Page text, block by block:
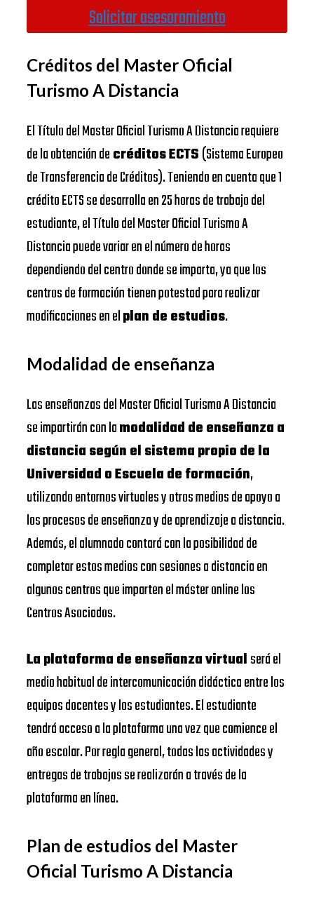
Solicitar asesoramiento
Créditos del Master Oficial
Turismo A Distancia
El Título del Master Oficial Turismo A Distancia requiere
de la obtención decréditos ECTS(Sistema Europeo
de Transferencia de Créditos). Teniendo en cuenta que 1
crédito ECTS se desarrolla en 25 horas de trabajo del
estudiante, el Título del Master Oficial Turismo A
Distancia puede variar en el número de horas
dependiendo del centro donde se imparta, ya que los
centros de formación tienen potestad para realizar
modificaciones en elplan de estudios.
Modalidad de enseñanza
Las enseñanzas del Master Oficial Turismo A Distancia
se impartirán con lamodalidad de enseñanza a
distancia según el sistema propio de la
Universidad o Escuela de formación,
utilizando entornos virtuales y otros medios de apoyo a
los procesos de enseñanza y de aprendizaje a distancia.
Además, el alumnado contará con la posibilidad de
completar estos medios con sesiones a distancia en
algunos centros que imparten el máster online los
Centros Asociados.
La plataforma de enseñanza virtualserá el
medio habitual de intercomunicación didáctica entre los
equipos docentes y los estudiantes. El estudiante
tendrá acceso a la plataforma una vez que comience el
año escolar. Por regla general, todas las actividades y
entregas de trabajos se realizarán a través de la
plataforma en línea.
Plan de estudios del Master
Oficial Turismo A Distancia